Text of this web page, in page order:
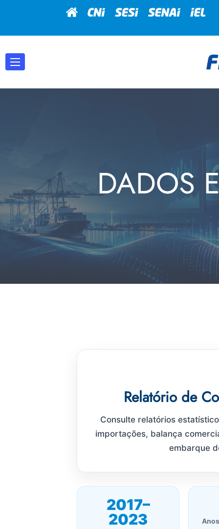
DADOS
Relatório de
Consulte relatórios
importações, balança
embarque
2017–
2023